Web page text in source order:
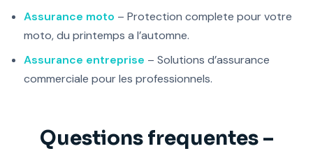
Assurance moto – Protection complete pour votre
moto, du printemps a l’automne.
Assurance entreprise – Solutions d’assurance
commerciale pour les professionnels.
Questions frequentes –